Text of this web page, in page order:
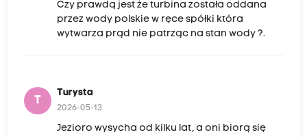
Czy prawdą jest że turbina została oddana
przez wody polskie w ręce spółki która
wytwarza prąd nie patrząc na stan wody ?.
T
Turysta
2026-05-13
Jezioro wysycha od kilku lat, a oni biorą się